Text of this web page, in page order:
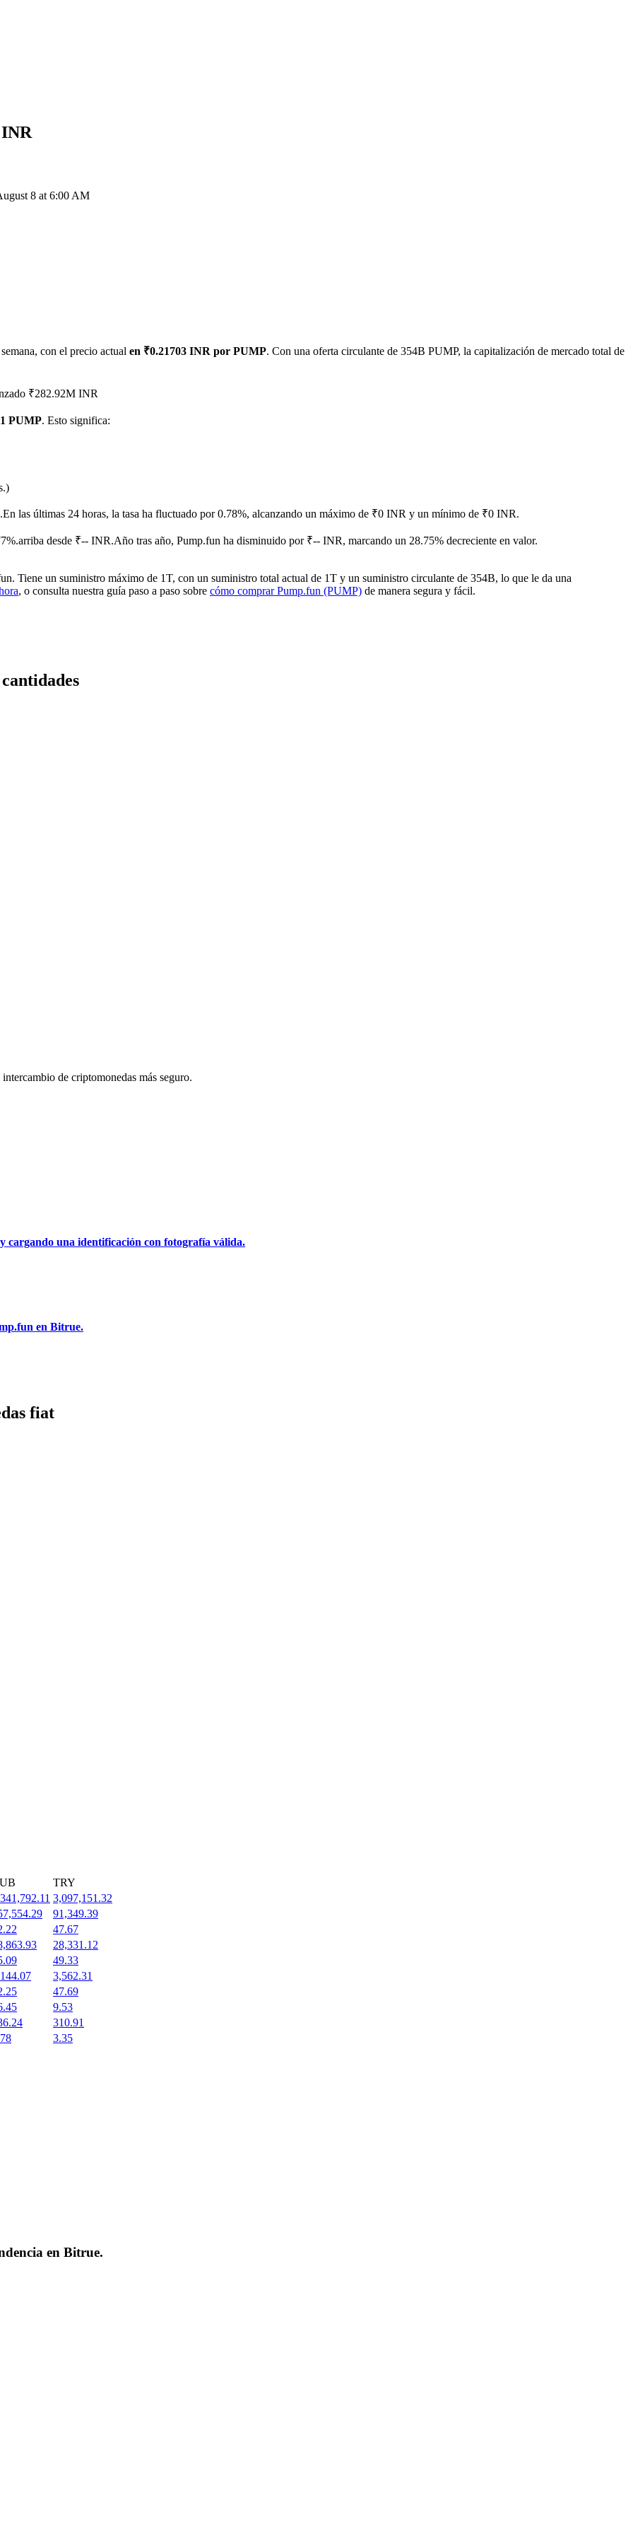
INR
8 at 6:00 AM
con el precio actual en ₹0.21703 INR por PUMP. Con una oferta circulante de 354B PUMP, la capitalización de mercado total de
₹282.92M INR
PUMP. Esto significa:
En las últimas 24 horas, la tasa ha fluctuado por 0.78%, alcanzando un máximo de ₹0 INR y un mínimo de ₹0 INR.
desde ₹-- INR.Año tras año, Pump.fun ha disminuido por ₹-- INR, marcando un 28.75% decreciente en valor.
Tiene un suministro máximo de 1T, con un suministro total actual de 1T y un suministro circulante de 354B, lo que le da una
, o consulta nuestra guía paso a paso sobre cómo comprar Pump.fun (PUMP) de manera segura y fácil.
de criptomonedas más seguro.
cargando una identificación con fotografía válida.
en Bitrue.
fiat
TRY
3,097,151.32
91,349.39
47.67
28,331.12
49.33
3,562.31
47.69
9.53
310.91
3.35
en Bitrue.